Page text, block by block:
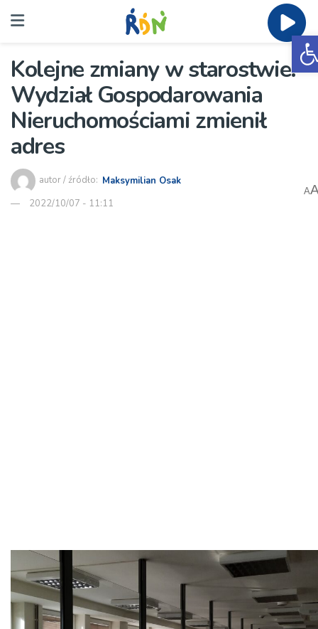
Kolejne zmiany w starostwie.
Wydział Gospodarowania
Nieruchomościami zmienił
adres
autor / źródło: Maksymilian Osak
2022/10/07 - 11:11
A